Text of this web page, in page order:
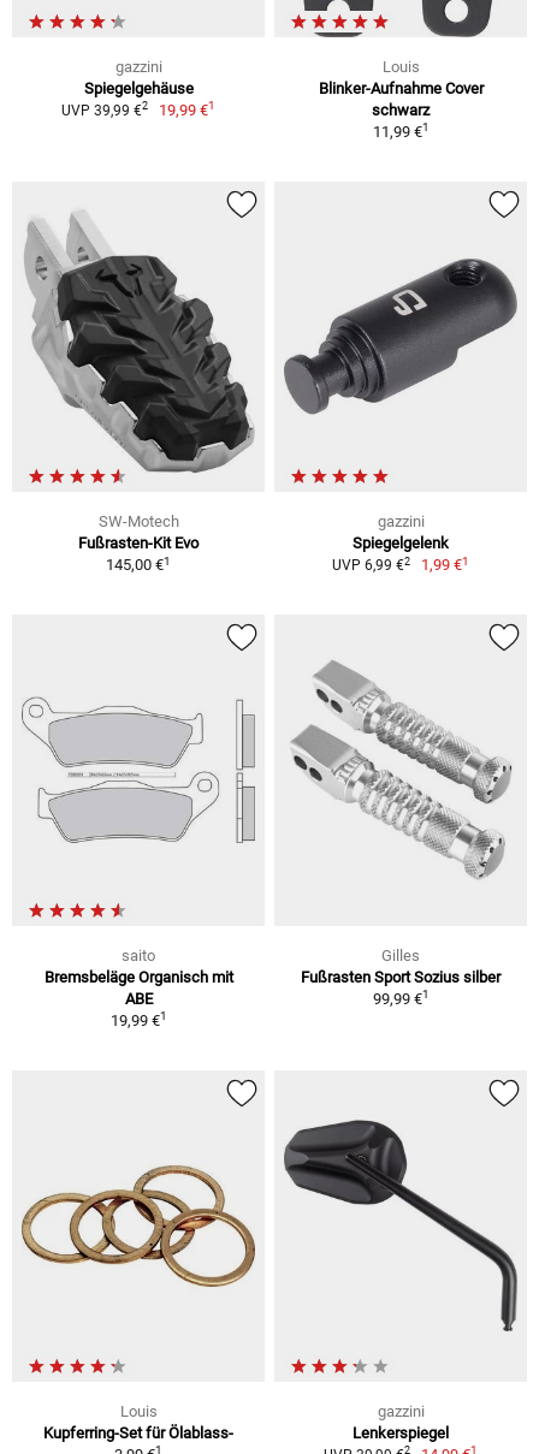
gazzini
Spiegelgehäuse
UVP 39,99 €2 19,99 €1
Louis
Blinker-Aufnahme Cover
schwarz
11,99 €1
SW-Motech
Fußrasten-Kit Evo
145,00 €1
gazzini
Spiegelgelenk
UVP 6,99 €2 1,99 €1
saito
Bremsbeläge Organisch mit
ABE
19,99 €1
Gilles
Fußrasten Sport Sozius silber
99,99 €1
Louis
Kupferring-Set für Ölablass-
1
gazzini
Lenkerspiegel
2 1